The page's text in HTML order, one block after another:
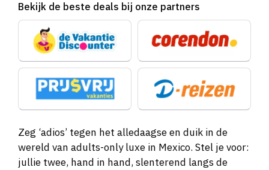
Bekijk de beste deals bij onze partners
Zeg ‘adios’ tegen het alledaagse en duik in de
wereld van adults-only luxe in Mexico. Stel je voor:
jullie twee, hand in hand, slenterend langs de